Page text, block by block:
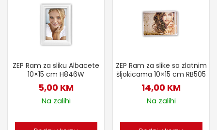
ZEP Ram za sliku Albacete
10×15 cm H846W
5,00 KM
Na zalihi
ZEP Ram za slike sa zlatnim
šljokicama 10×15 cm RB505
14,00 KM
Na zalihi